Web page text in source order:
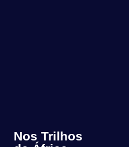
Nos Trilhos